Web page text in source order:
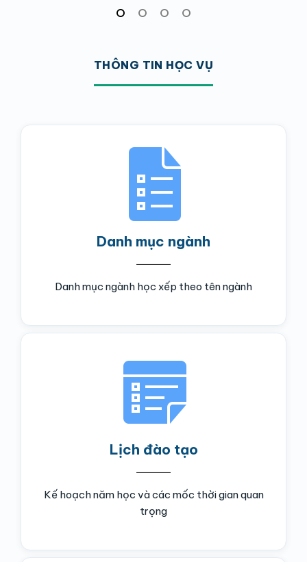
THÔNG TIN HỌC VỤ
Danh mục ngành
Danh mục ngành học xếp theo tên ngành
Lịch đào tạo
Kế hoạch năm học và các mốc thời gian quan
trọng